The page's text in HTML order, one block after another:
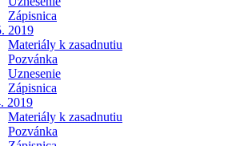
Zápisnica
2019
Materiály k zasadnutiu
Pozvánka
Uznesenie
Zápisnica
2019
Materiály k zasadnutiu
Pozvánka